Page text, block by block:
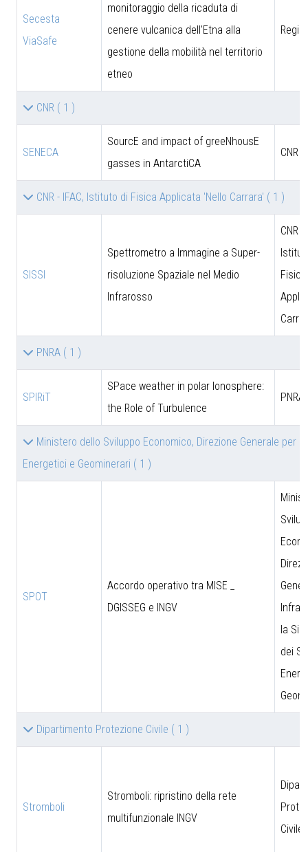
Secesta
ViaSafe
monitoraggio della ricaduta di
cenere vulcanica dell'Etna alla
gestione della mobilità nel territorio
etneo
CNR ( 1 )
SENECA
SourcE and impact of greeNhousE
gasses in AntarctiCA
CNR
CNR - IFAC, Istituto di Fisica Applicata 'Nello Carrara' ( 1 )
SISSI
Spettrometro a Immagine a Super-
risoluzione Spaziale nel Medio
Infrarosso
CNR -
Fisica
PNRA ( 1 )
SPIRiT
SPace weather in polar Ionosphere:
the Role of Turbulence
PNRA
Ministero dello Sviluppo Economico, Direzione Generale per
Energetici e Geominerari ( 1 )
SPOT
Accordo operativo tra MISE _
DGISSEG e INGV
la
dei
Dipartimento Protezione Civile ( 1 )
Stromboli
Stromboli: ripristino della rete
multifunzionale INGV
Civile